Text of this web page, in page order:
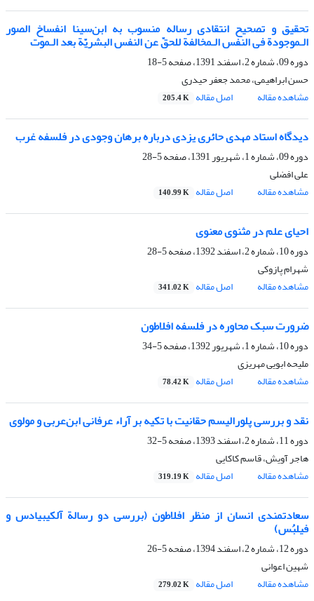
تحقیق و تصحیح انتقادی رساله منسوب به ابن‌سینا انفساخ الصور
الـموجودة فی النفس الـمخالفة للحقّ عن النفس البشریّة بعد الـموت
دوره 09، شماره 2، اسفند 1391، صفحه
5-18
حسن ابراهیمی، محمد جعفر حیدری
مشاهده مقاله
اصل مقاله 205.4 K
دیدگاه استاد مهدی حائری یزدی درباره برهان وجودی در فلسفه غرب
دوره 09، شماره 1، شهریور 1391، صفحه
5-28
علی افضلی
مشاهده مقاله
اصل مقاله 140.99 K
احیای علم در مثنوی معنوی
دوره 10، شماره 2، اسفند 1392، صفحه
5-28
شهرام پازوکی
مشاهده مقاله
اصل مقاله 341.02 K
ضرورت سبک محاوره در فلسفه افلاطون
دوره 10، شماره 1، شهریور 1392، صفحه
5-34
ملیحه ابویی مهریزی
مشاهده مقاله
اصل مقاله 78.42 K
نقد و بررسی پلورالیسم حقانیت با تکیه بر آراء عرفانی ابن‌عربی و مولوی
دوره 11، شماره 2، اسفند 1393، صفحه
5-32
هاجر آویش، قاسم کاکایی
مشاهده مقاله
اصل مقاله 319.19 K
سعادتمندی انسان از منظر افلاطون (بررسی دو رسالة آلکیبیادس و
فیلبُس)
دوره 12، شماره 2، اسفند 1394، صفحه
5-26
شهین اعوانی
مشاهده مقاله
اصل مقاله 279.02 K